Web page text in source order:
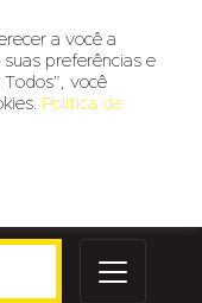
a você a
preferências e
você
Política de